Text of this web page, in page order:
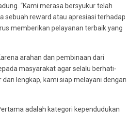
“Kami merasa bersyukur telah
sebuah reward atau apresiasi terhadap
memberikan pelayanan terbaik yang
arahan dan pembinaan dari
masyarakat agar selalu berhati-
lengkap, kami siap melayani dengan
adalah kategori kependudukan